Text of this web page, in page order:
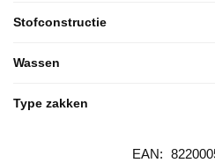
Stofconstructie
Wassen
Type zakken
EAN: